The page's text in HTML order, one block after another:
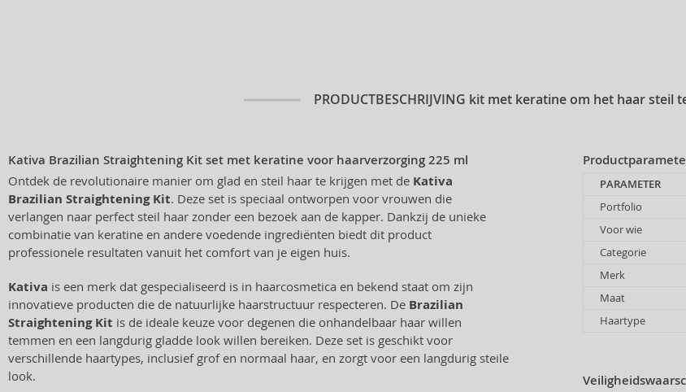
PRODUCTBESCHRIJVING kit met keratine om het haar steil
Kativa Brazilian Straightening Kit set met keratine voor haarverzorging 225 ml
Ontdek de revolutionaire manier om glad en steil haar te krijgen met de Kativa
Brazilian Straightening Kit. Deze set is speciaal ontworpen voor vrouwen die
verlangen naar perfect steil haar zonder een bezoek aan de kapper. Dankzij de unieke
combinatie van keratine en andere voedende ingrediënten biedt dit product
professionele resultaten vanuit het comfort van je eigen huis.
Kativa is een merk dat gespecialiseerd is in haarcosmetica en bekend staat om zijn
innovatieve producten die de natuurlijke haarstructuur respecteren. De Brazilian
Straightening Kit is de ideale keuze voor degenen die onhandelbaar haar willen
temmen en een langdurig gladde look willen bereiken. Deze set is geschikt voor
verschillende haartypes, inclusief grof en normaal haar, en zorgt voor een langdurig steile
look.
PARAMETER
Portfolio
Voor wie
Categorie
Merk
Maat
Haartype